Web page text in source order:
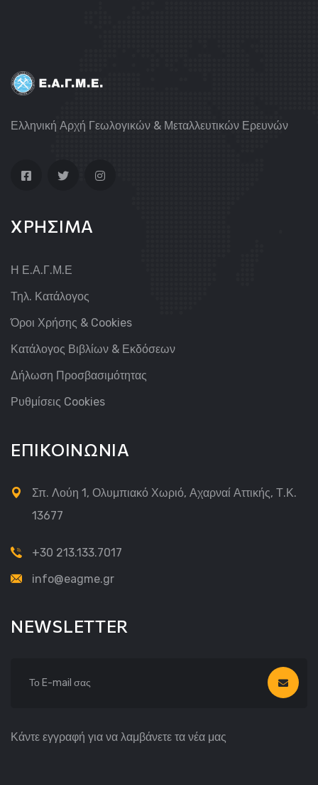
Ελληνική Αρχή Γεωλογικών & Μεταλλευτικών Ερευνών
ΧΡΗΣΙΜΑ
Η Ε.Α.Γ.Μ.Ε
Τηλ. Κατάλογος
Όροι Χρήσης & Cookies
Κατάλογος Βιβλίων & Εκδόσεων
Δήλωση Προσβασιμότητας
Ρυθμίσεις Cookies
ΕΠΙΚΟΙΝΩΝΙΑ
Σπ. Λούη 1, Ολυμπιακό Χωριό, Αχαρναί Αττικής, Τ.Κ.
13677
+30 213.133.7017
info@eagme.gr
NEWSLETTER
Κάντε εγγραφή για να λαμβάνετε τα νέα μας